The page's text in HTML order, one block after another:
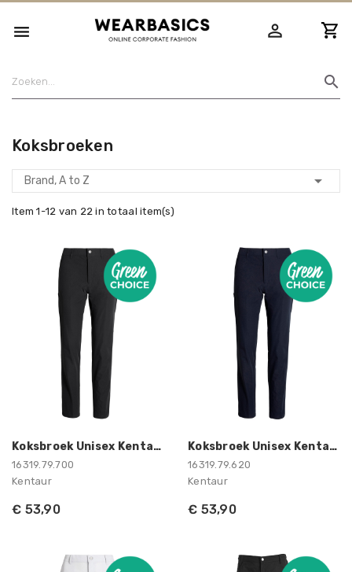
 person_outline
search
Koksbroeken
Brand, A to Z 
Item 1-12 van 22 in totaal item(s)
Koksbroek Unisex Kentaur
16319.79.700
Kentaur
€ 53,90
Koksbroek Unisex Kentaur
16319.79.620
Kentaur
€ 53,90